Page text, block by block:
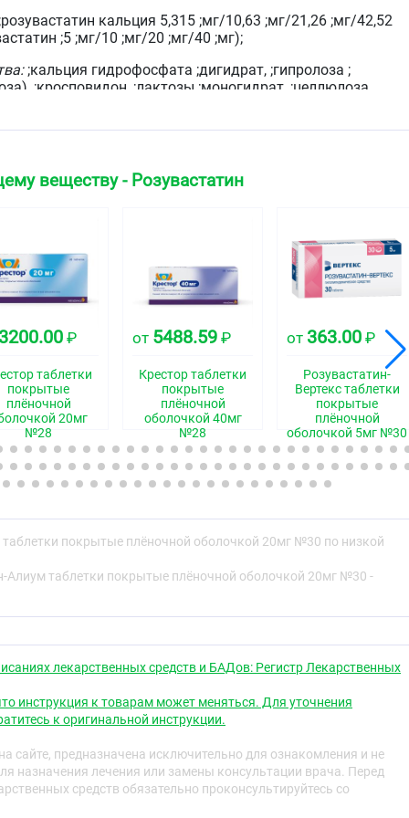
артериальная гипертензия, низкая концентрация ХС-
ЛПВП, курение, семейный анамнез раннего начала
кальция 5,315 ;мг/10,63 ;мг/21,26 ;мг/42,52
;5 ;мг/10 ;мг/20 ;мг/40 ;мг);
;кальция гидрофосфата ;дигидрат, ;гипролоза ;
;кросповидон, ;лактозы ;моногидрат, ;целлюлоза
стеарат;
для оболочки:;Опадрай ;Ⅱ 85F34555 розовый [спирт
красного, алюминиевый лак на основе красителя
на основе красителя ;солнечный закат жёлтый].
;круглые двояковыпуклые таблетки, покрытые плёночной
;двояковыпуклые таблетки продолговатой формы со
таблеток всех дозировок белого или почти белого
группа
- ГМГ-КоА-редуктазы ингибитор
конкурентным ингибитором 3-гидрокси-3-
(ГМГ-КоА) редуктазы, фермента, превращающего ГМГ-
низкой плотности (ЛПНП).
число «печёночных» рецепторов к ЛПНП на
повышая захват и катаболизм ЛПНП, что в свою
синтеза липопротеинов очень низкой
тем самым общее количество ЛПНП и ЛПОНП.
сывороточные концентрации холестерина-
(ХС-ЛПНП), общего ХС, триглицеридов (ТГ),
холестерина-липопротеинов высокой
снижает сывороточные концентрации
веществу - Розувастатин
3200.00 ₽
таблетки
покрытые
плёночной
20мг
№28
от 5488.59 ₽
Крестор таблетки
покрытые
плёночной
оболочкой 40мг
№28
от 363.00 ₽
Розувастатин-
Вертекс таблетки
покрытые
плёночной
оболочкой 5мг №30
покрытые плёночной оболочкой 20мг №30 по низкой
Алиум таблетки покрытые плёночной оболочкой 20мг №30 -
лекарственных средств и БАДов: Регистр Лекарственных
инструкция к товарам может меняться. Для уточнения
к оригинальной инструкции.
сайте, предназначена исключительно для ознакомления и не
назначения лечения или замены консультации врача. Перед
средств обязательно проконсультируйтесь со